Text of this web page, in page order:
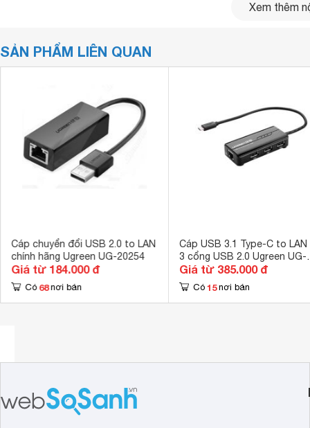
chơi game. Đây là giải pháp hiệu quả cho thiết bị không
Thu gọn
Xem thêm
SẢN PHẨM LIÊN QUAN
Cáp chuyển đổi USB 2.0 to LAN
chính hãng Ugreen UG-20254
Giá từ 184.000 đ
Có 68 nơi bán
Cáp USB 3.1 Type-C to LAN
3 cổng USB 2.0 Ugreen UG-
30289
Giá từ 385.000 đ
Có 15 nơi bán